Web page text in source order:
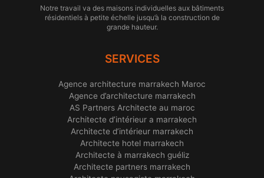
Notre travail va des maisons individuelles aux bâtiments
résidentiels à petite échelle jusqu’à la construction de
grande hauteur.
SERVICES
Agence architecture marrakech Maroc
Agence d’architecture marrakech
AS Partners Architecte au maroc
Architecte d’intérieur a marrakech
Architecte d’intérieur marrakech
Architecte hotel marrakech
Architecte à marrakech guéliz
Architecte partners marrakech